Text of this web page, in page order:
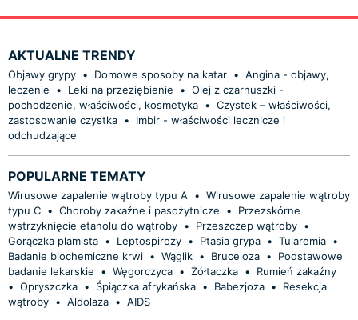
AKTUALNE TRENDY
Objawy grypy • Domowe sposoby na katar • Angina - objawy,
leczenie
• Leki na przeziębienie • Olej z czarnuszki -
pochodzenie, właściwości, kosmetyka • Czystek – właściwości,
zastosowanie czystka •
Imbir - właściwości lecznicze i
odchudzające
POPULARNE TEMATY
Wirusowe zapalenie wątroby typu A • Wirusowe zapalenie wątroby
typu C • Choroby zakaźne i pasożytnicze •
Przezskórne
wstrzyknięcie etanolu do wątroby • Przeszczep wątroby •
Gorączka plamista • Leptospirozy • Ptasia grypa • Tularemia •
Badanie biochemiczne krwi • Wąglik • Bruceloza •
Podstawowe
badanie lekarskie
• Węgorczyca • Żółtaczka •
Rumień zakaźny
• Opryszczka • Śpiączka afrykańska • Babezjoza •
Resekcja
wątroby • Aldolaza • AIDS